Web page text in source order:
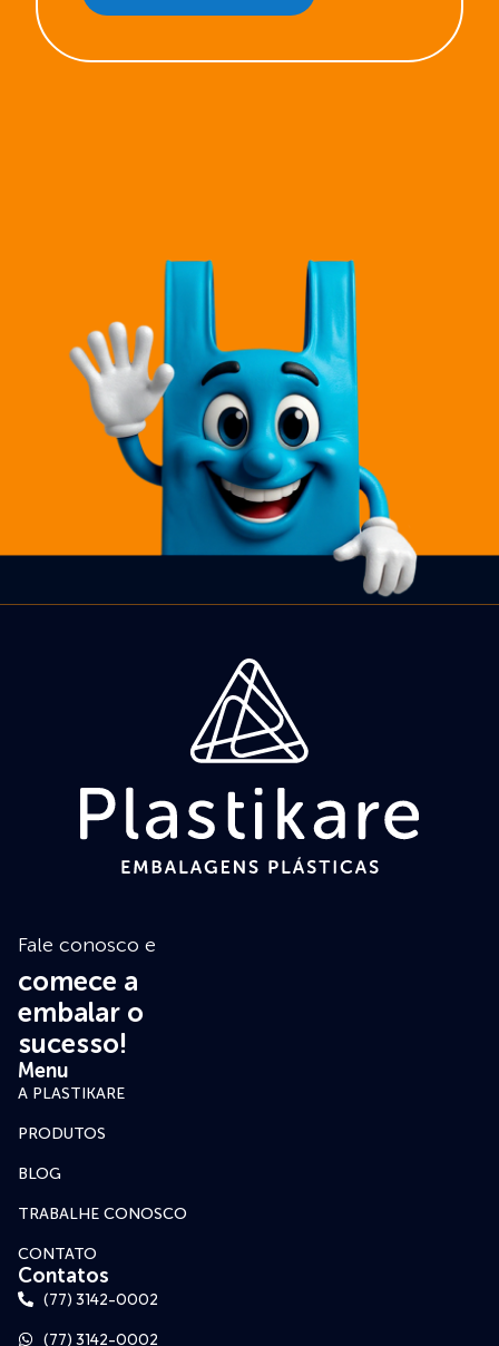
Fale conosco e
comece a
embalar o
sucesso!
Menu
A PLASTIKARE
PRODUTOS
BLOG
TRABALHE CONOSCO
CONTATO
Contatos
(77) 3142-0002
(77) 3142-0002